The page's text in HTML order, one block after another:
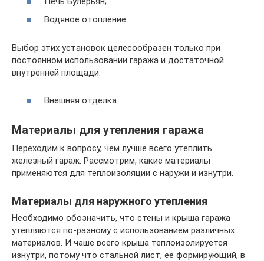
Водяное отопление.
Выбор этих установок целесообразен только при
постоянном использовании гаража и достаточной
внутренней площади.
Внешняя отделка
Материалы для утепления гаража
Переходим к вопросу, чем лучше всего утеплить
железный гараж. Рассмотрим, какие материалы
применяются для теплоизоляции с наружи и изнутри.
Материалы для наружного утепления
Необходимо обозначить, что стены и крыша гаража
утепляются по-разному с использованием различных
материалов. И чаше всего крыша теплоизолируется
изнутри, потому что стальной лист, ее формирующий, в